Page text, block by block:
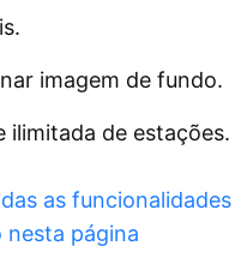
imagem de fundo.
ilimitada de estações.
as funcionalidades
nesta página